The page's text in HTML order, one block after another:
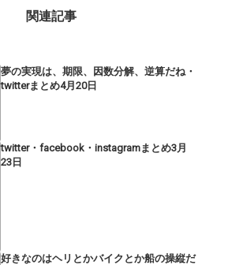
関連記事
夢の実現は、期限、因数分解、逆算だね・
twitterまとめ4月20日
twitter・facebook・instagramまとめ3月
23日
好きなのはヘリとかバイクとか船の操縦だ